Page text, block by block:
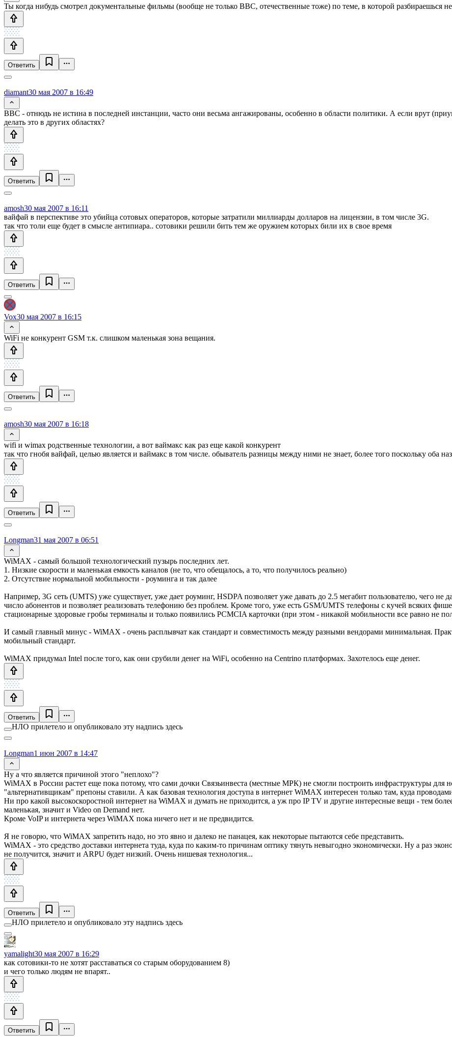
Ты когда нибудь смотрел документальные фильмы (вообще не только BBC, отечественные тоже) по теме, в которой разбираешься
Ответить
diamant30 мая 2007 в 16:49
BBC - отнюдь не истина в последней инстанции, часто они весьма ангажированы, особенно в области политики. А если врут
делать это в других областях?
Ответить
amosh30 мая 2007 в 16:11
вайфай в перспективе это убийца сотовых операторов, которые затратили миллиарды долларов на лицензии, в том числе 3G.
так что толи еще будет в смысле антипиара.. сотовики решили бить тем же оружием которых били их в свое время
Ответить
Vox30 мая 2007 в 16:15
WiFi не конкурент GSM т.к. слишком маленькая зона вещания.
Ответить
amosh30 мая 2007 в 16:18
wifi и wimax родственные технологии, а вот ваймакс как раз еще какой конкурент
так что гнобя вайфай, целью является и ваймакс в том числе. обыватель разницы между ними не знает, более того поскольку оба
Ответить
Longman31 мая 2007 в 06:51
WiMAX - самый большой технологический пузырь последних лет.
1. Низкие скорости и маленькая емкость каналов (не то, что обещалось, а то, что получилось реально)
2. Отсутствие нормальной мобильности - роуминга и так далее
Например, 3G сеть (UMTS) уже существует, уже дает роуминг, HSDPA позволяет уже давать до 2.5 мегабит пользователю, чего
число абонентов и позволяет реализовать телефонию без проблем. Кроме того, уже есть GSM/UMTS телефоны с кучей всяких
стационарные здоровые гробы терминалы и только появились PCMCIA карточки (при этом - никакой мобильности все равно не
И самый главный минус - WiMAX - очень расплывчат как стандарт и совместимость между разными вендорами минимальная.
мобильный стандарт.
WiMAX придумал Intel после того, как они срубили денег на WiFi, особенно на Centrino платформах. Захотелось еще денег.
Ответить
НЛО прилетело и опубликовало эту надпись здесь
Longman1 июн 2007 в 14:47
Ну а что является причиной этого "неплохо"?
WiMAX в России растет еще пока потому, что сами дочки Связьинвеста (местные МРК) не смогли построить инфраструктуры для
"альтернативщикам" препоны ставили. А как базовая технология доступа в интернет WiMAX интересен только там, куда
Ни про какой высокоскоростной интернет на WiMAX и думать не приходится, а уж про IP TV и другие интересные вещи - тем
маленькая, значит и Video on Demand нет.
Кроме VoIP и интернета через WiMAX пока ничего нет и не предвидится.
Я не говорю, что WiMAX запретить надо, но это явно и далеко не панацея, как некоторые пытаются себе представить.
WiMAX - это средство доставки интернета туда, куда по каким-то причинам оптику тянуть невыгодно экономически. Ну а раз
не получится, значит и ARPU будет низкий. Очень нишевая технология...
Ответить
НЛО прилетело и опубликовало эту надпись здесь
yamalight30 мая 2007 в 16:29
как сотовики-то не хотят расставаться со старым оборудованием 8)
и чего только людям не впарят..
Ответить